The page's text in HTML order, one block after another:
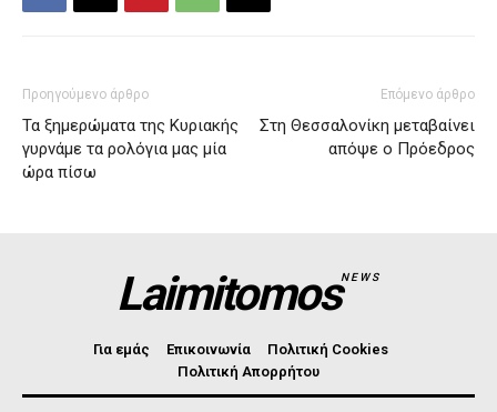
Προηγούμενο άρθρο
Τα ξημερώματα της Κυριακής
γυρνάμε τα ρολόγια μας μία
ώρα πίσω
Επόμενο άρθρο
Στη Θεσσαλονίκη μεταβαίνει
απόψε ο Πρόεδρος
LaimitomosNEWS
Για εμάς Επικοινωνία
Πολιτική Cookies
Πολιτική Απορρήτου